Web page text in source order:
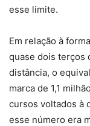
esse limite.
Em relação à
quase dois terços
distância, o
marca de 1,1
cursos voltados à
esse número era